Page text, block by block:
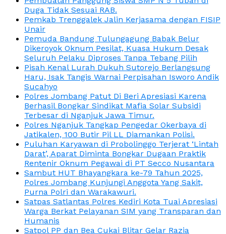
Duga Tidak Sesuai RAB.
Pemkab Trenggalek Jalin Kerjasama dengan FISIP
Unair
Pemuda Bandung Tulungagung Babak Belur
Dikeroyok Oknum Pesilat, Kuasa Hukum Desak
Seluruh Pelaku Diproses Tanpa Tebang Pilih
Pisah Kenal Lurah Dukuh Sutorejo Berlangsung
Haru, Isak Tangis Warnai Perpisahan Isworo Andik
Sucahyo
Polres Jombang Patut Di Beri Apresiasi Karena
Berhasil Bongkar Sindikat Mafia Solar Subsidi
Terbesar di Nganjuk Jawa Timur.
Polres Nganjuk Tangkap Pengedar Okerbaya di
Jatikalen, 100 Butir Pil LL Diamankan Polisi.
Puluhan Karyawan di Probolinggo Terjerat ‘Lintah
Darat’, Aparat Diminta Bongkar Dugaan Praktik
Rentenir Oknum Pegawai di PT Secco Nusantara
Sambut HUT Bhayangkara ke-79 Tahun 2025,
Polres Jombang Kunjungi Anggota Yang Sakit,
Purna Polri dan Warakawuri.
Satpas Satlantas Polres Kediri Kota Tuai Apresiasi
Warga Berkat Pelayanan SIM yang Transparan dan
Humanis
Satpol PP dan Bea Cukai Blitar Gelar Razia